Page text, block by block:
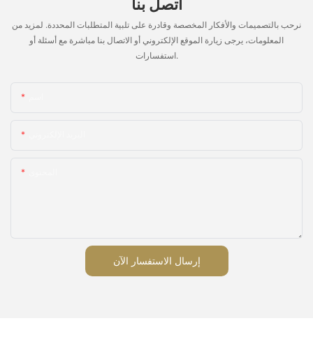
اتصل بنا
نرحب بالتصميمات والأفكار المخصصة وقادرة على تلبية المتطلبات المحددة. لمزيد من
المعلومات، يرجى زيارة الموقع الإلكتروني أو الاتصال بنا مباشرة مع أسئلة أو
استفسارات.
إرسال الاستفسار الآن